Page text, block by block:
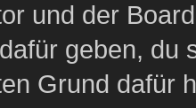
und der
geben, du
Grund dafür